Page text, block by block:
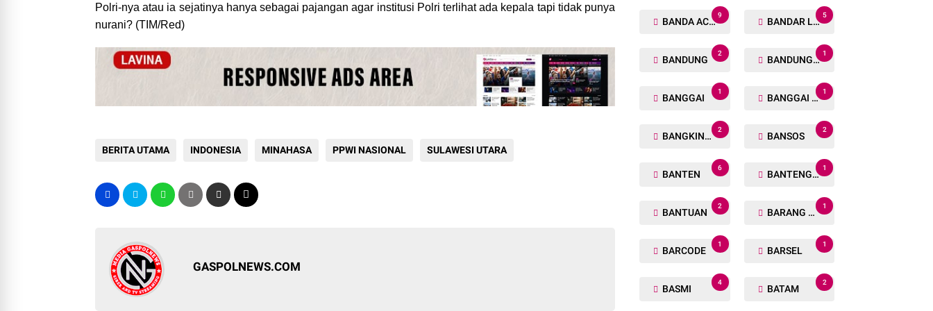
Polri-nya atau ia sejatinya hanya sebagai pajangan agar institusi Polri terlihat ada kepala tapi tidak punya
nurani? (TIM/Red)
BERITA UTAMA INDONESIA MINAHASA PPWI NASIONAL SULAWESI UTARA
GASPOLNEWS.COM
BANDA ACEH
9
BANDAR LAMPUNG
5
BANDUNG
2
BANDUNG BARAT
1
BANGGAI
1
BANGGAI LAUT
1
BANGKINANG
2
BANSOS
2
BANTEN
6
BANTENG RAIDERS
1
BANTUAN
2
BARANG TUAKA
1
BARCODE
1
BARSEL
1
BASMI
4
BATAM
2